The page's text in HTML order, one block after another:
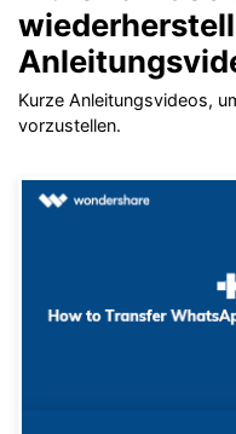
Kurze Anleitungsvideos,
vorzustellen.